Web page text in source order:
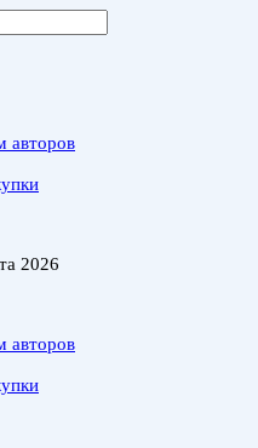
авторов
2026
авторов